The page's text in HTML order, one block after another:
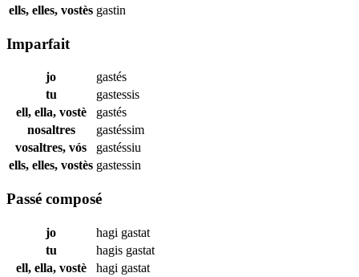
ells, elles, vostès gastin
Imparfait
jo
gastés
tu
gastessis
ell, ella, vostè
gastés
nosaltres
gastéssim
vosaltres, vós
gastéssiu
ells, elles, vostès gastessin
Passé composé
jo hagi gastat
tu
hagis gastat
ell, ella, vostè
hagi gastat